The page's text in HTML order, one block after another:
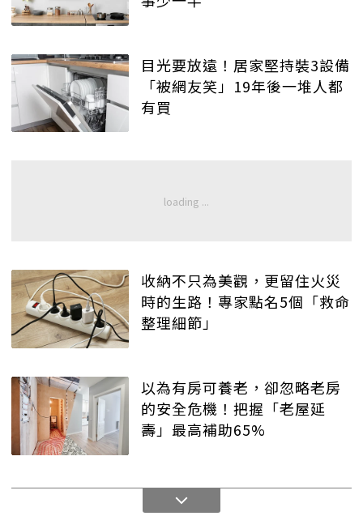
目光要放遠！居家堅持裝3設備
「被網友笑」19年後一堆人都
有買
收納不只為美觀，更留住火災
時的生路！專家點名5個「救命
整理細節」
以為有房可養老，卻忽略老房
的安全危機！把握「老屋延
壽」最高補助65%